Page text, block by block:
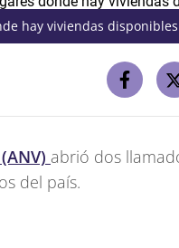
hay viviendas
abrió dos
del país.